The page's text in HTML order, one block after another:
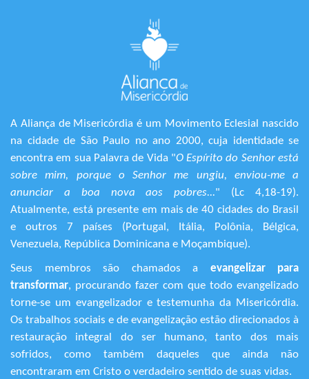
A Aliança de Misericórdia é um Movimento Eclesial nascido
na cidade de São Paulo no ano 2000, cuja identidade se
encontra em sua Palavra de Vida "O Espírito do Senhor está
sobre mim, porque o Senhor me ungiu, enviou-me a
anunciar a boa nova aos pobres..." (Lc 4,18-19).
Atualmente, está presente em mais de 40 cidades do Brasil
e outros 7 países (Portugal, Itália, Polônia, Bélgica,
Venezuela, República Dominicana e Moçambique).
Seus membros são chamados a evangelizar para
transformar, procurando fazer com que todo evangelizado
torne-se um evangelizador e testemunha da Misericórdia.
Os trabalhos sociais e de evangelização estão direcionados à
restauração integral do ser humano, tanto dos mais
sofridos, como também daqueles que ainda não
encontraram em Cristo o verdadeiro sentido de suas vidas.